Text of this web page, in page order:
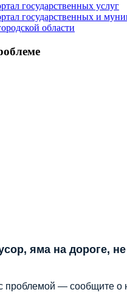
государственных услуг
государственных и
области
яма на дороге, не
проблемой — сообщите о